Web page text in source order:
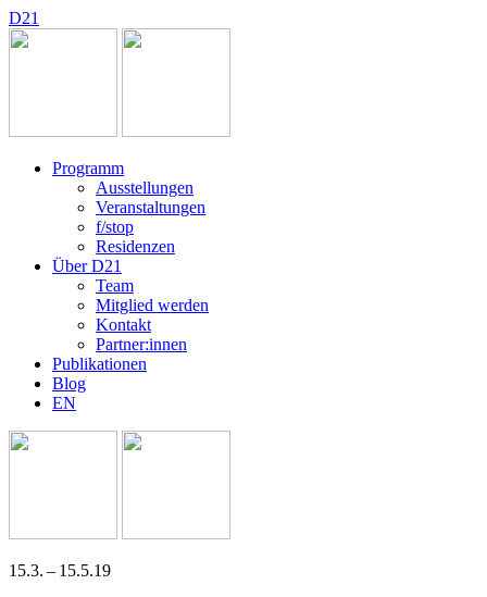
D21
Programm
Ausstellungen
Veranstaltungen
f/stop
Residenzen
Über D21
Team
Mitglied werden
Kontakt
Partner:innen
Publikationen
Blog
EN
15.3. – 15.5.19